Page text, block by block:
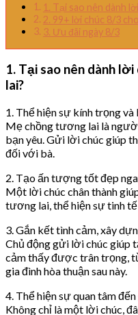
1. Tại sao nên dành
2. 99+ lời chúc 8/3
3. Ưu đãi ngày 8/3
1. Tại sao nên dành
lai?
1. Thể hiện sự kính trọng
Mẹ chồng tương lai là
bạn yêu. Gửi lời chúc giúp
đối với bà.
2. Tạo ấn tượng tốt đẹp
Một lời chúc chân thành
tương lai, thể hiện sự tinh
3. Gắn kết tình cảm, xây
Chủ động gửi lời chúc giúp
cảm thấy được trân trọng,
gia đình hòa thuận sau này.
4. Thể hiện sự quan tâm
Không chỉ là một lời chúc,